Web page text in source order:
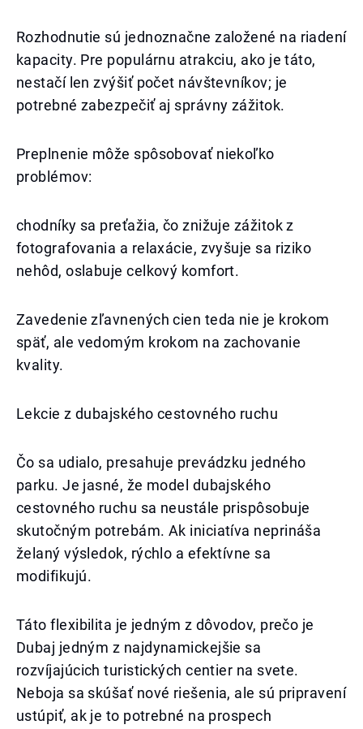
Rozhodnutie sú jednoznačne založené na riadení
kapacity. Pre populárnu atrakciu, ako je táto,
nestačí len zvýšiť počet návštevníkov; je
potrebné zabezpečiť aj správny zážitok.
Preplnenie môže spôsobovať niekoľko
problémov:
chodníky sa preťažia, čo znižuje zážitok z
fotografovania a relaxácie, zvyšuje sa riziko
nehôd, oslabuje celkový komfort.
Zavedenie zľavnených cien teda nie je krokom
späť, ale vedomým krokom na zachovanie
kvality.
Lekcie z dubajského cestovného ruchu
Čo sa udialo, presahuje prevádzku jedného
parku. Je jasné, že model dubajského
cestovného ruchu sa neustále prispôsobuje
skutočným potrebám. Ak iniciatíva neprináša
želaný výsledok, rýchlo a efektívne sa
modifikujú.
Táto flexibilita je jedným z dôvodov, prečo je
Dubaj jedným z najdynamickejšie sa
rozvíjajúcich turistických centier na svete.
Neboja sa skúšať nové riešenia, ale sú pripravení
ustúpiť, ak je to potrebné na prospech